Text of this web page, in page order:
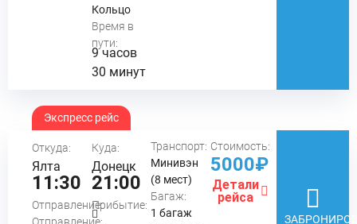
Кольцо
Время в
пути:
9 часов
30 минут
Экспресс рейс
Откуда:
Ялта
11:30
Отправление:
Отправление:
Куда:
Донецк
21:00
Прибытие:
Транспорт:
Минивэн
(8 мест)
Багаж:
1 багаж
Стоимость:
5000₽
Детали
рейса